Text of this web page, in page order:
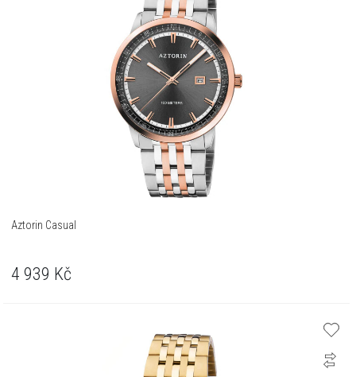
Aztorin Casual
4 939 Kč